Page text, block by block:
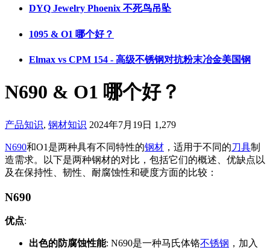
DYQ Jewelry Phoenix 不死鸟吊坠
1095 & O1 哪个好？
Elmax vs CPM 154 - 高级不锈钢对抗粉末冶金美国钢
N690 & O1 哪个好？
产品知识, 钢材知识 2024年7月19日 1,279
N690和O1是两种具有不同特性的钢材 ，适用于不同的刀具制
造需求。以下是两种钢材的对比，包括它们的概述、优缺点以
及在保持性、韧性、耐腐蚀性和硬度方面的比较：
N690
优点:
出色的防腐蚀性能: N690是一种马氏体铬不锈钢 ，加入